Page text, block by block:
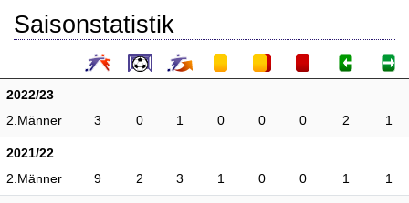
Saisonstatistik
2022/23
2.Männer
3 0 1 0 0 0 2 1
2021/22
2.Männer
9 2 3 1 0 0 1 1